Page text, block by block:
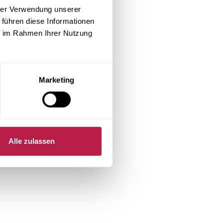
Verwendung unserer
diese Informationen
Rahmen Ihrer Nutzung
Marketing
Alle zulassen
information).